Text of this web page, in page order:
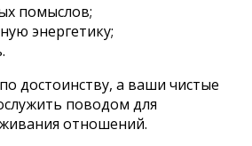
помыслов;
энергетику;
достоинству, а ваши чистые
поводом для
отношений.